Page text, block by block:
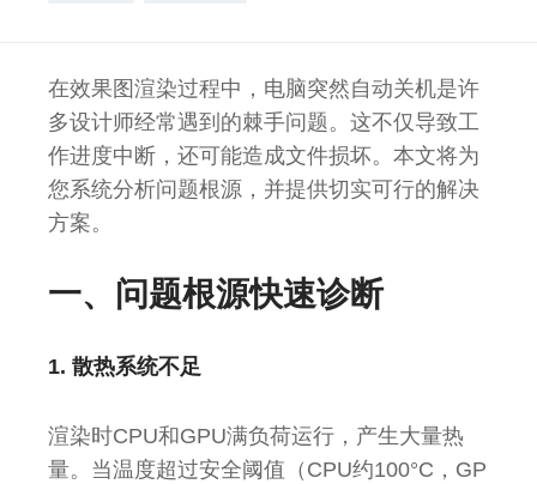
在效果图渲染过程中，电脑突然自动关机是许
多设计师经常遇到的棘手问题。这不仅导致工
作进度中断，还可能造成文件损坏。本文将为
您系统分析问题根源，并提供切实可行的解决
方案。
一、问题根源快速诊断
1. 散热系统不足
渲染时CPU和GPU满负荷运行，产生大量热
量。当温度超过安全阈值（CPU约100°C，GP